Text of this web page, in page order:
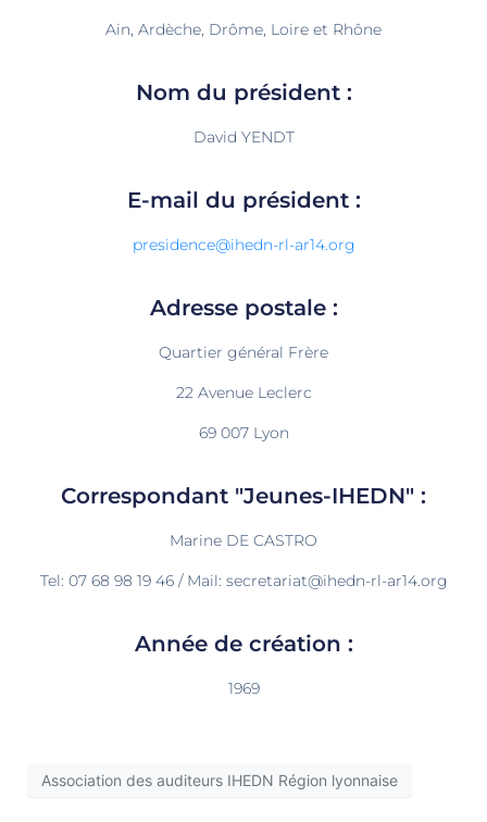
Ain, Ardèche, Drôme, Loire et Rhône
Nom du président :
David YENDT
E-mail du président :
presidence@ihedn-rl-ar14.org
Adresse postale :
Quartier général Frère
22 Avenue Leclerc
69 007 Lyon
Correspondant "Jeunes-IHEDN" :
Marine DE CASTRO
Tel: 07 68 98 19 46 / Mail: secretariat@ihedn-rl-ar14.org
Année de création :
1969
Association des auditeurs IHEDN Région lyonnaise